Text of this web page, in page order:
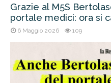
Grazie al M5S
portale medici: ora si
6 Maggio 2026 109